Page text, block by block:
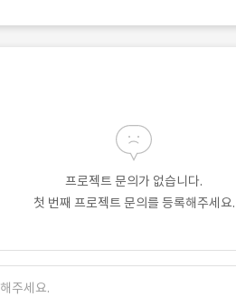
프로젝트 문의가 없습니다.
첫 번째 프로젝트 문의를 등록해주세요.
해주세요.